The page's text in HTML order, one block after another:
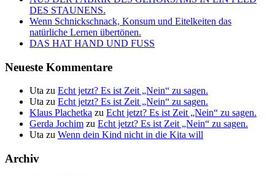
DES STAUNENS.
Wenn Schnickschnack, Konsum und Eitelkeiten das
natürliche Lernen übertönen.
DAS HAT HAND UND FUSS
Neueste Kommentare
Uta zu Echt jetzt? Es ist Zeit „Nein“ zu sagen.
Uta zu Echt jetzt? Es ist Zeit „Nein“ zu sagen.
Klaus Plachetka zu Echt jetzt? Es ist Zeit „Nein“ zu sagen.
Gerda Jochim zu Echt jetzt? Es ist Zeit „Nein“ zu sagen.
Uta zu Wenn dein Kind nicht in die Kita will
Archiv